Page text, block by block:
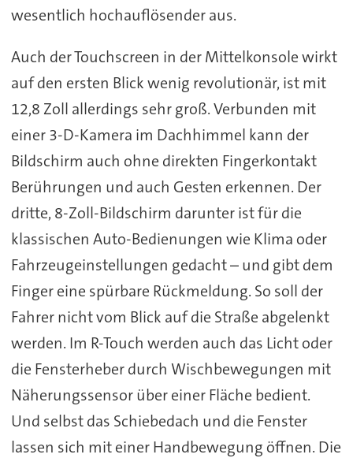
wesentlich hochauflösender aus.
Auch der Touchscreen in der Mittelkonsole wirkt
auf den ersten Blick wenig revolutionär, ist mit
12,8 Zoll allerdings sehr groß. Verbunden mit
einer 3-D-Kamera im Dachhimmel kann der
Bildschirm auch ohne direkten Fingerkontakt
Berührungen und auch Gesten erkennen. Der
dritte, 8-Zoll-Bildschirm darunter ist für die
klassischen Auto-Bedienungen wie Klima oder
Fahrzeugeinstellungen gedacht – und gibt dem
Finger eine spürbare Rückmeldung. So soll der
Fahrer nicht vom Blick auf die Straße abgelenkt
werden. Im R-Touch werden auch das Licht oder
die Fensterheber durch Wischbewegungen mit
Näherungssensor über einer Fläche bedient.
Und selbst das Schiebedach und die Fenster
lassen sich mit einer Handbewegung öffnen. Die